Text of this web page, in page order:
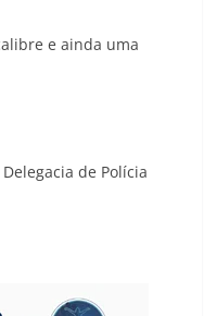
e ainda uma
de Polícia